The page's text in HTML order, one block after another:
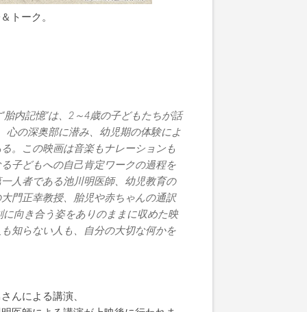
トーク。
内記憶”は、2～4歳の子どもたちが話
心の深奥部に潜み、幼児期の体験によ
。この映画は音楽もナレーションも
子どもへの自己肯定ワークの過程を
人者である池川明医師、幼児教育の
門正幸教授、胎児や赤ちゃんの通訳
向き合う姿をありのままに収めた映
知らない人も、自分の大切な何かを
んによる講演、